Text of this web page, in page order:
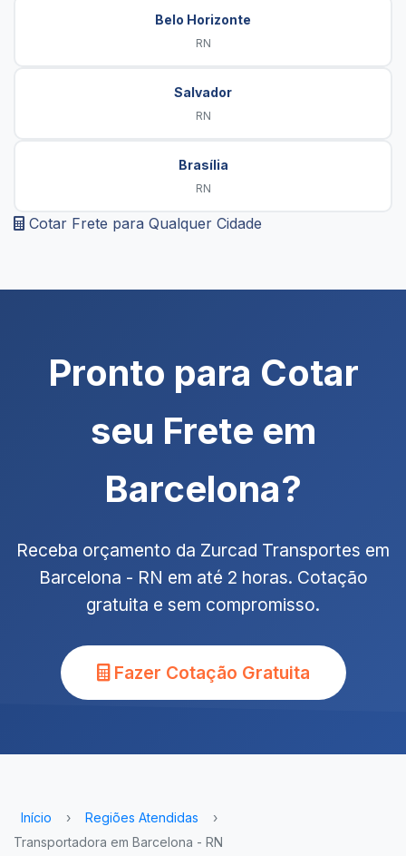
Belo Horizonte
RN
Salvador
RN
Brasília
RN
Cotar Frete para Qualquer Cidade
Pronto para Cotar
seu Frete em
Barcelona?
Receba orçamento da Zurcad Transportes em
Barcelona - RN em até 2 horas. Cotação
gratuita e sem compromisso.
Fazer Cotação Gratuita
Início › Regiões Atendidas
›
Transportadora em Barcelona - RN